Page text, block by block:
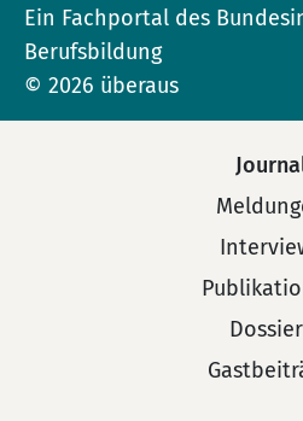
Ein Fachportal des
Berufsbildung
© 2026 überaus